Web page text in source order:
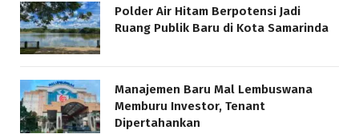
Polder Air Hitam Berpotensi Jadi
Ruang Publik Baru di Kota Samarinda
Manajemen Baru Mal Lembuswana
Memburu Investor, Tenant
Dipertahankan